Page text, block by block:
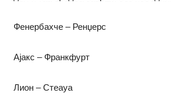
Фенербахче – Ренџерс
Ајакс – Франкфурт
Лион – Стеауа